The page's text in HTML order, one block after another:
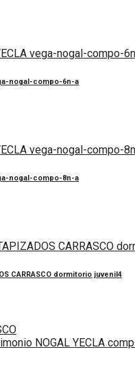
nogal-compo-6n-a
nogal-compo-8n-a
CARRASCO dormitorio juvenil4